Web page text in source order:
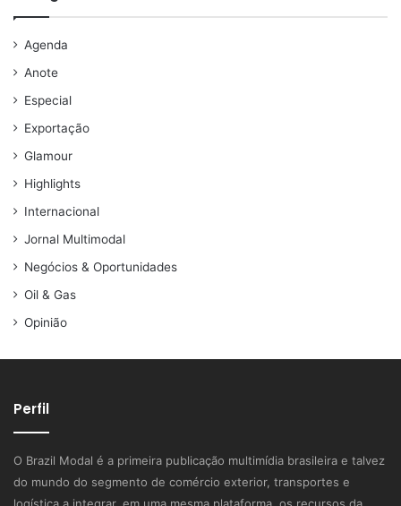
Agenda
Anote
Especial
Exportação
Glamour
Highlights
Internacional
Jornal Multimodal
Negócios & Oportunidades
Oil & Gas
Opinião
Perfil
O Brazil Modal é a primeira publicação multimídia brasileira e talvez
do mundo do segmento de comércio exterior, transportes e